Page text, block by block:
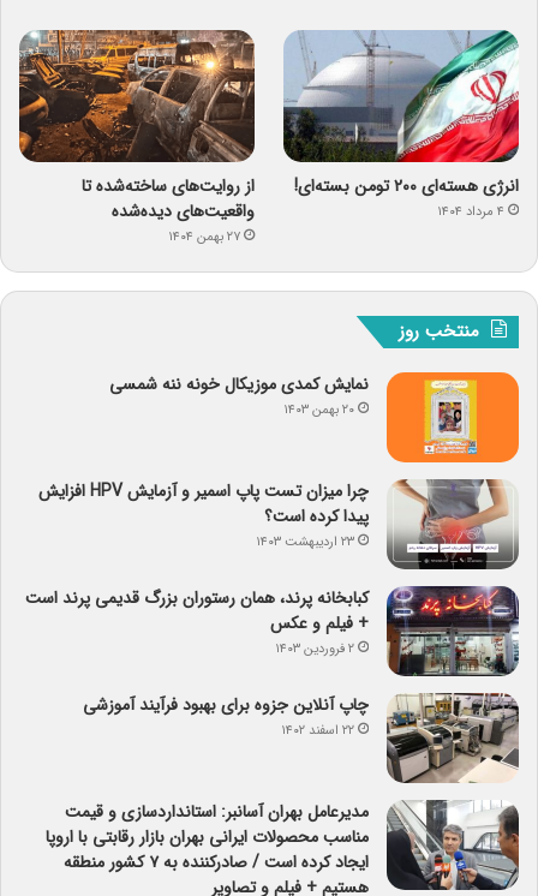
انرژی هسته‌ای ۲۰۰ تومن بسته‌ای!
۴ مرداد ۱۴۰۴
از روایت‌های ساخته‌شده تا
واقعیت‌های دیده‌شده
۲۷ بهمن ۱۴۰۴
منتخب روز
نمایش کمدی موزیکال خونه ننه شمسی
۲۰ بهمن ۱۴۰۳
چرا میزان تست پاپ اسمیر و آزمایش HPV افزایش
پیدا کرده است؟
۲۳ اردیبهشت ۱۴۰۳
کبابخانه پرند، همان رستوران بزرگ قدیمی پرند است
+ فیلم و عکس
۲ فروردین ۱۴۰۳
چاپ آنلاین جزوه برای بهبود فرآیند آموزشی
۲۲ اسفند ۱۴۰۲
مدیرعامل بهران آسانبر: استانداردسازی و قیمت
مناسب محصولات ایرانی بهران بازار رقابتی با اروپا
ایجاد کرده است / صادرکننده به ۷ کشور منطقه
هستیم + فیلم و تصاویر